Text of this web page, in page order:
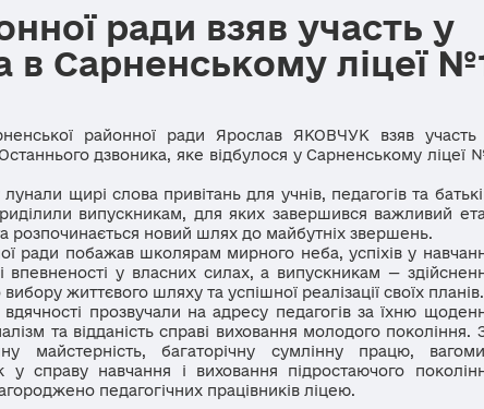
ради взяв участь у
в Сарненському ліцеї
районної ради Ярослав ЯКОВЧУК взяв участь
дзвоника, яке відбулося у Сарненському ліцеї
щирі слова привітань для учнів, педагогів та
випускникам, для яких завершився важливий
розпочинається новий шлях до майбутніх звершень.
ради побажав школярам мирного неба, успіхів у
впевненості у власних силах, а випускникам —
життєвого шляху та успішної реалізації своїх планів.
прозвучали на адресу педагогів за їхню
та відданість справі виховання молодого покоління.
майстерність, багаторічну сумлінну працю,
у справу навчання і виховання підростаючого
педагогічних працівників ліцею.